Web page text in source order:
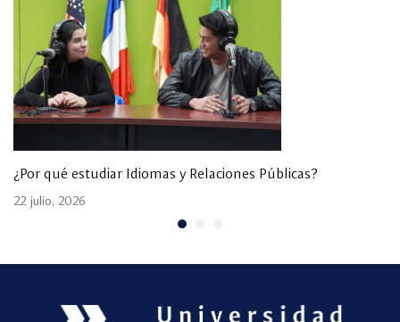
¿Por qué estudiar Idiomas y Relaciones Públicas?
22 julio, 2026